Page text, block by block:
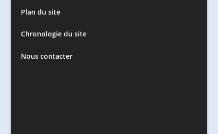
Plan du site
Chronologie du site
Nous contacter